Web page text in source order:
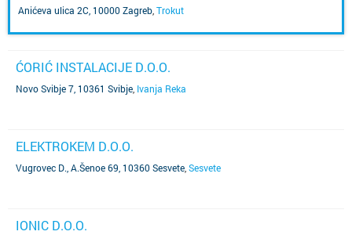
Anićeva ulica 2C, 10000 Zagreb Trokut
ĆORIĆ INSTALACIJE D.O.O.
Novo Svibje 7, 10361 Svibje Ivanja Reka
ELEKTROKEM D.O.O.
Vugrovec D., A.Šenoe 69, 10360 Sesvete Sesvete
IONIC D.O.O.